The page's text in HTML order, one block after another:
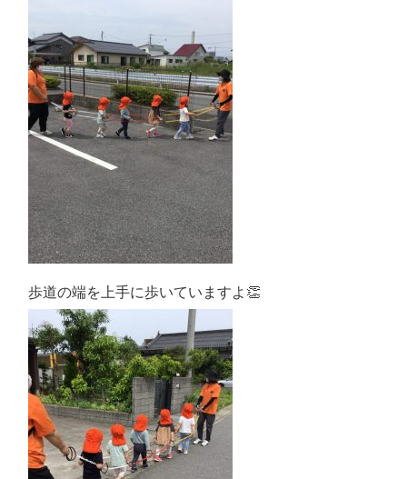
歩道の端を上手に歩いていますよ👏